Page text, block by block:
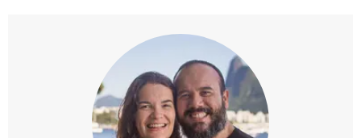
Fui Ser Viajante —